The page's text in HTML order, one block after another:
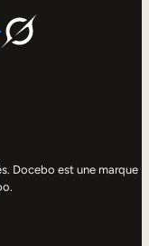
Docebo est une marque